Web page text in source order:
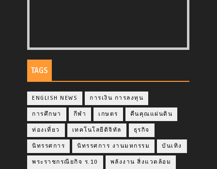
TAGS
ENGLISH NEWS การเงิน การลงทุน
การศึกษา กีฬา เกษตร คืนคุณแผ่นดิน
ท่องเที่ยว เทคโนโลยีดิจิทัล ธุรกิจ
นิทรรศการ นิทรรศการ งานมหกรรม บันเทิง
พระราชกรณียกิจ ร.10 พลังงาน สิ่งแวดล้อม